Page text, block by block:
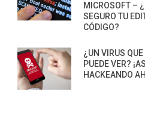
MICROSOFT –
SEGURO TU
CÓDIGO?
¿UN VIRUS QUE
PUEDE VER?
HACKEANDO